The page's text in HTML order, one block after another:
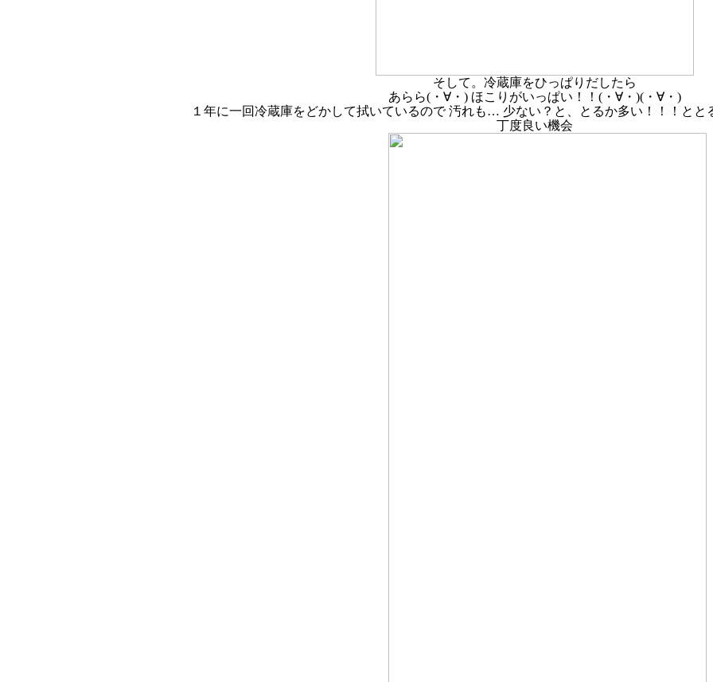
そして。冷蔵庫をひっぱりだしたら
あらら(・∀・) ほこりがいっぱい！！(・∀・)(・∀・)
１年に一回冷蔵庫をどかして拭いているので 汚れも… 少ない？と、とるか多い！！！とと
丁度良い機会